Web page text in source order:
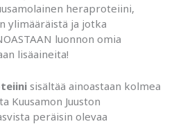
heraproteiini,
ylimääräistä ja jotka
luonnon omia
lisäaineita!
sisältää ainoastaan kolmea
Kuusamon Juuston
peräisin olevaa